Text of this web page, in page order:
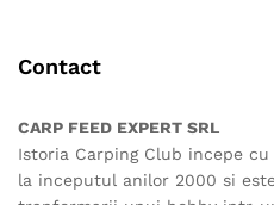
pot
alese
în
pagina
produsului.
Contact
CARP FEED EXPERT SRL
Istoria Carping Club incepe
la inceputul anilor 2000 si